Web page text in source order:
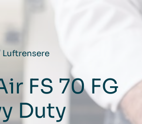
Luftrensere
FS 70 FG
Duty